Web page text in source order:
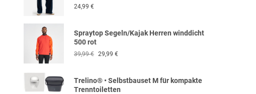
24,99 €
Spraytop Segeln/Kajak Herren winddicht
500 rot
39,99€ Ursprünglicher
39,99 €
29,99 €
29,99 €.
Trelino® • Selbstbauset M für kompakte
Trenntoiletten